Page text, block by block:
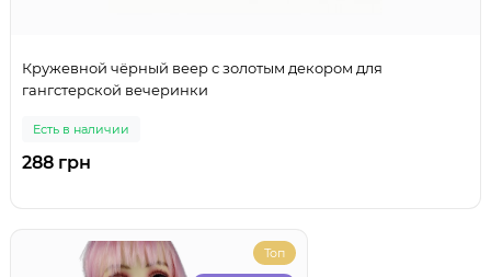
Кружевной чёрный веер с золотым декором для
гангстерской вечеринки
Есть в наличии
288 грн
Топ